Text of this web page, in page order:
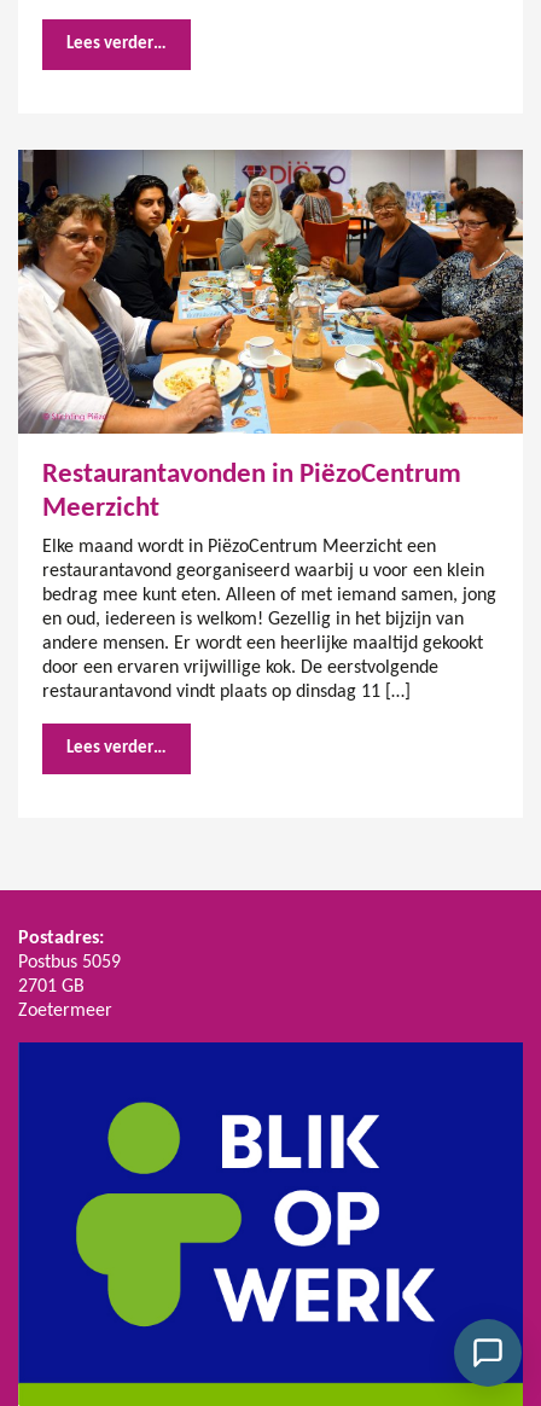
Lees verder…
Restaurantavonden in PiëzoCentrum
Meerzicht
Elke maand wordt in PiëzoCentrum Meerzicht een
restaurantavond georganiseerd waarbij u voor een klein
bedrag mee kunt eten. Alleen of met iemand samen, jong
en oud, iedereen is welkom! Gezellig in het bijzijn van
andere mensen. Er wordt een heerlijke maaltijd gekookt
door een ervaren vrijwillige kok. De eerstvolgende
restaurantavond vindt plaats op dinsdag 11 […]
Lees verder…
Postadres:
Postbus 5059
2701 GB
Zoetermeer